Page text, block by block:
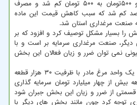
جوجه یکروزه از ۲ هزار و ۵۰۰تومان به ۵۰۰ تومان کم شد و مصرف
مرغ نیز تا ۵۰ درصد کم شد که سبب کاهش قیمت این ماده
صنعت مرغداری استان شد.
را بسیار مشکل توصیف کرد و افزود که بر
صنعت مرغداری سرمایه بر است و با
نمی توان ضرر و زیان فعالان این بخش
نگهدار توضیح داد: مثلا در یک واحد مرغ مادر با ظرفیت ۳۰ هزار قطعه
بیش از چهار میلیارد تومان سرمایه گذاری
از ضرر و زیان این بخش جبران شود
توجه کرد چون مانند بخش های دیگر با